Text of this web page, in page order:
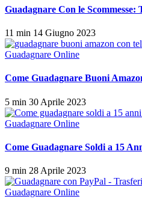
Guadagnare Con le Scommesse:
11 min 14 Giugno 2023
Guadagnare Online
Come Guadagnare Buoni
5 min 30 Aprile 2023
Guadagnare Online
Come Guadagnare Soldi a 15
9 min 28 Aprile 2023
Guadagnare Online